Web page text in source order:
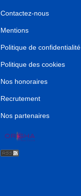
Contactez-nous
Mentions
Politique de confidentialité
Politique des cookies
Nos honoraires
Recrutement
Nos partenaires